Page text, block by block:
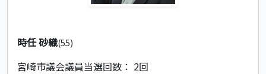
時任 砂織(55)
宮崎市議会議員当選回数： 2回